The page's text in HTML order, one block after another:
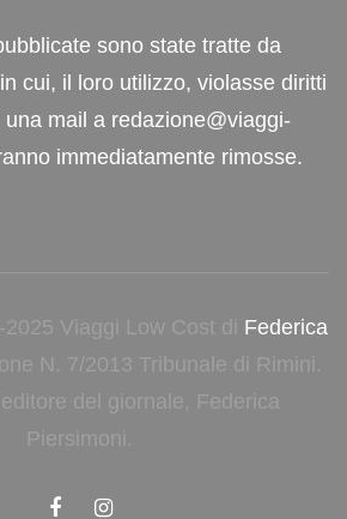
sono state tratte da
cui, il loro utilizzo, violasse diritti
una mail a redazione@viaggi-
immediatamente rimosse.
Viaggi Low Cost di Federica
N. 7/2013 Tribunale di Rimini.
del giornale, Federica
Piersimoni.